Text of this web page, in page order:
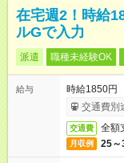
在宅週2！時給
ルGで入力
派遣 職種未経験OK
給与
時給1850円
交通費別
交通費 全額
月収例 25～